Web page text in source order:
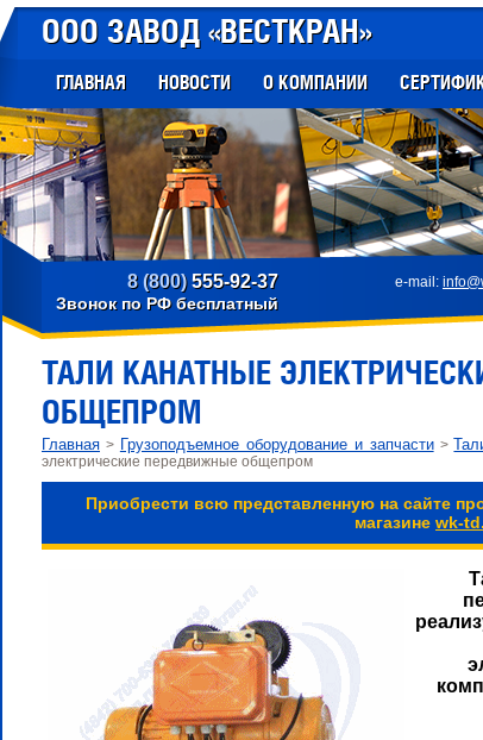
ООО ЗАВОД «ВЕСТКРАН»
ГЛАВНАЯ НОВОСТИ О КОМПАНИИ
8 (800) 555-92-37
Звонок по РФ бесплатный
e-mail:
ТАЛИ КАНАТНЫЕ
ОБЩЕПРОМ
Главная > Грузоподъемное оборудование и запчасти>
электрические передвижные общепром
Приобрести всю представленную на сайте
магазине wk-